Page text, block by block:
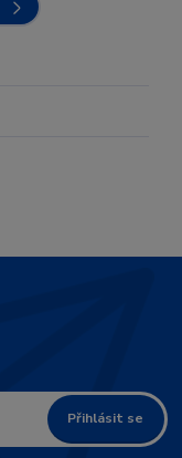
Přihlásit se